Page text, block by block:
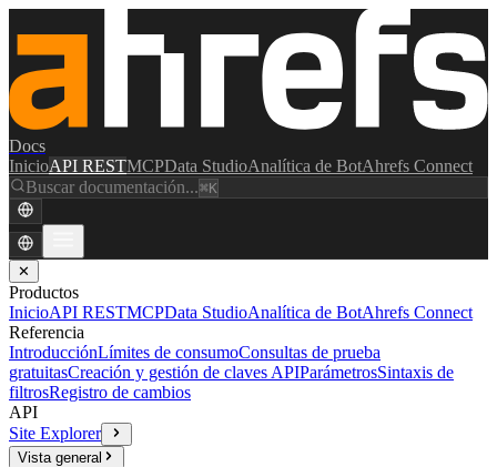
Docs
InicioAPI RESTMCPData StudioAnalítica de BotAhrefs Connect
Buscar documentación...⌘K
✕
Productos
InicioAPI RESTMCPData StudioAnalítica de BotAhrefs Connect
Referencia
IntroducciónLímites de consumoConsultas de prueba
gratuitasCreación y gestión de claves APIParámetrosSintaxis de
filtrosRegistro de cambios
API
Site Explorer
Vista general